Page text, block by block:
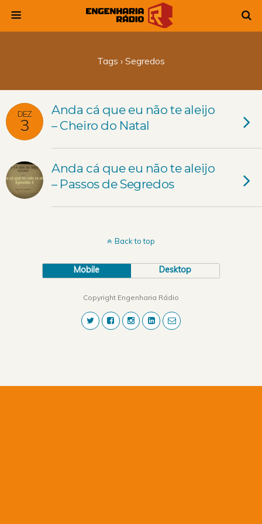
Tags › Segredos
DEZ
3
Anda cá que eu não te aleijo
– Cheiro do Natal
Anda cá que eu não te aleijo
– Passos de Segredos
Back to top
Mobile Desktop
Copyright Engenharia Rádio